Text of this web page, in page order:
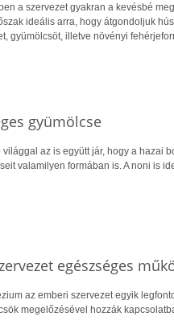
a szervezet gyakran a kevésbé
ideális arra, hogy átgondoljuk
gyümölcsöt, illetve növényi
gyümölcse
világgal az is együtt jár, hogy a hazai
valamilyen formában is. A noni is
egészséges
az emberi szervezet egyik
megelőzésével hozzák